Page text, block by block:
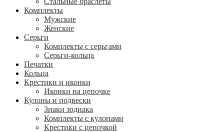
Комплекты
Мужские
Женские
Серьги
Комплекты с серьгами
Серьги-кольца
Печатки
Кольца
Крестики и иконки
Иконки на цепочке
Кулоны и подвески
Знаки зодиака
Комплекты с кулонами
Крестики с цепочкой